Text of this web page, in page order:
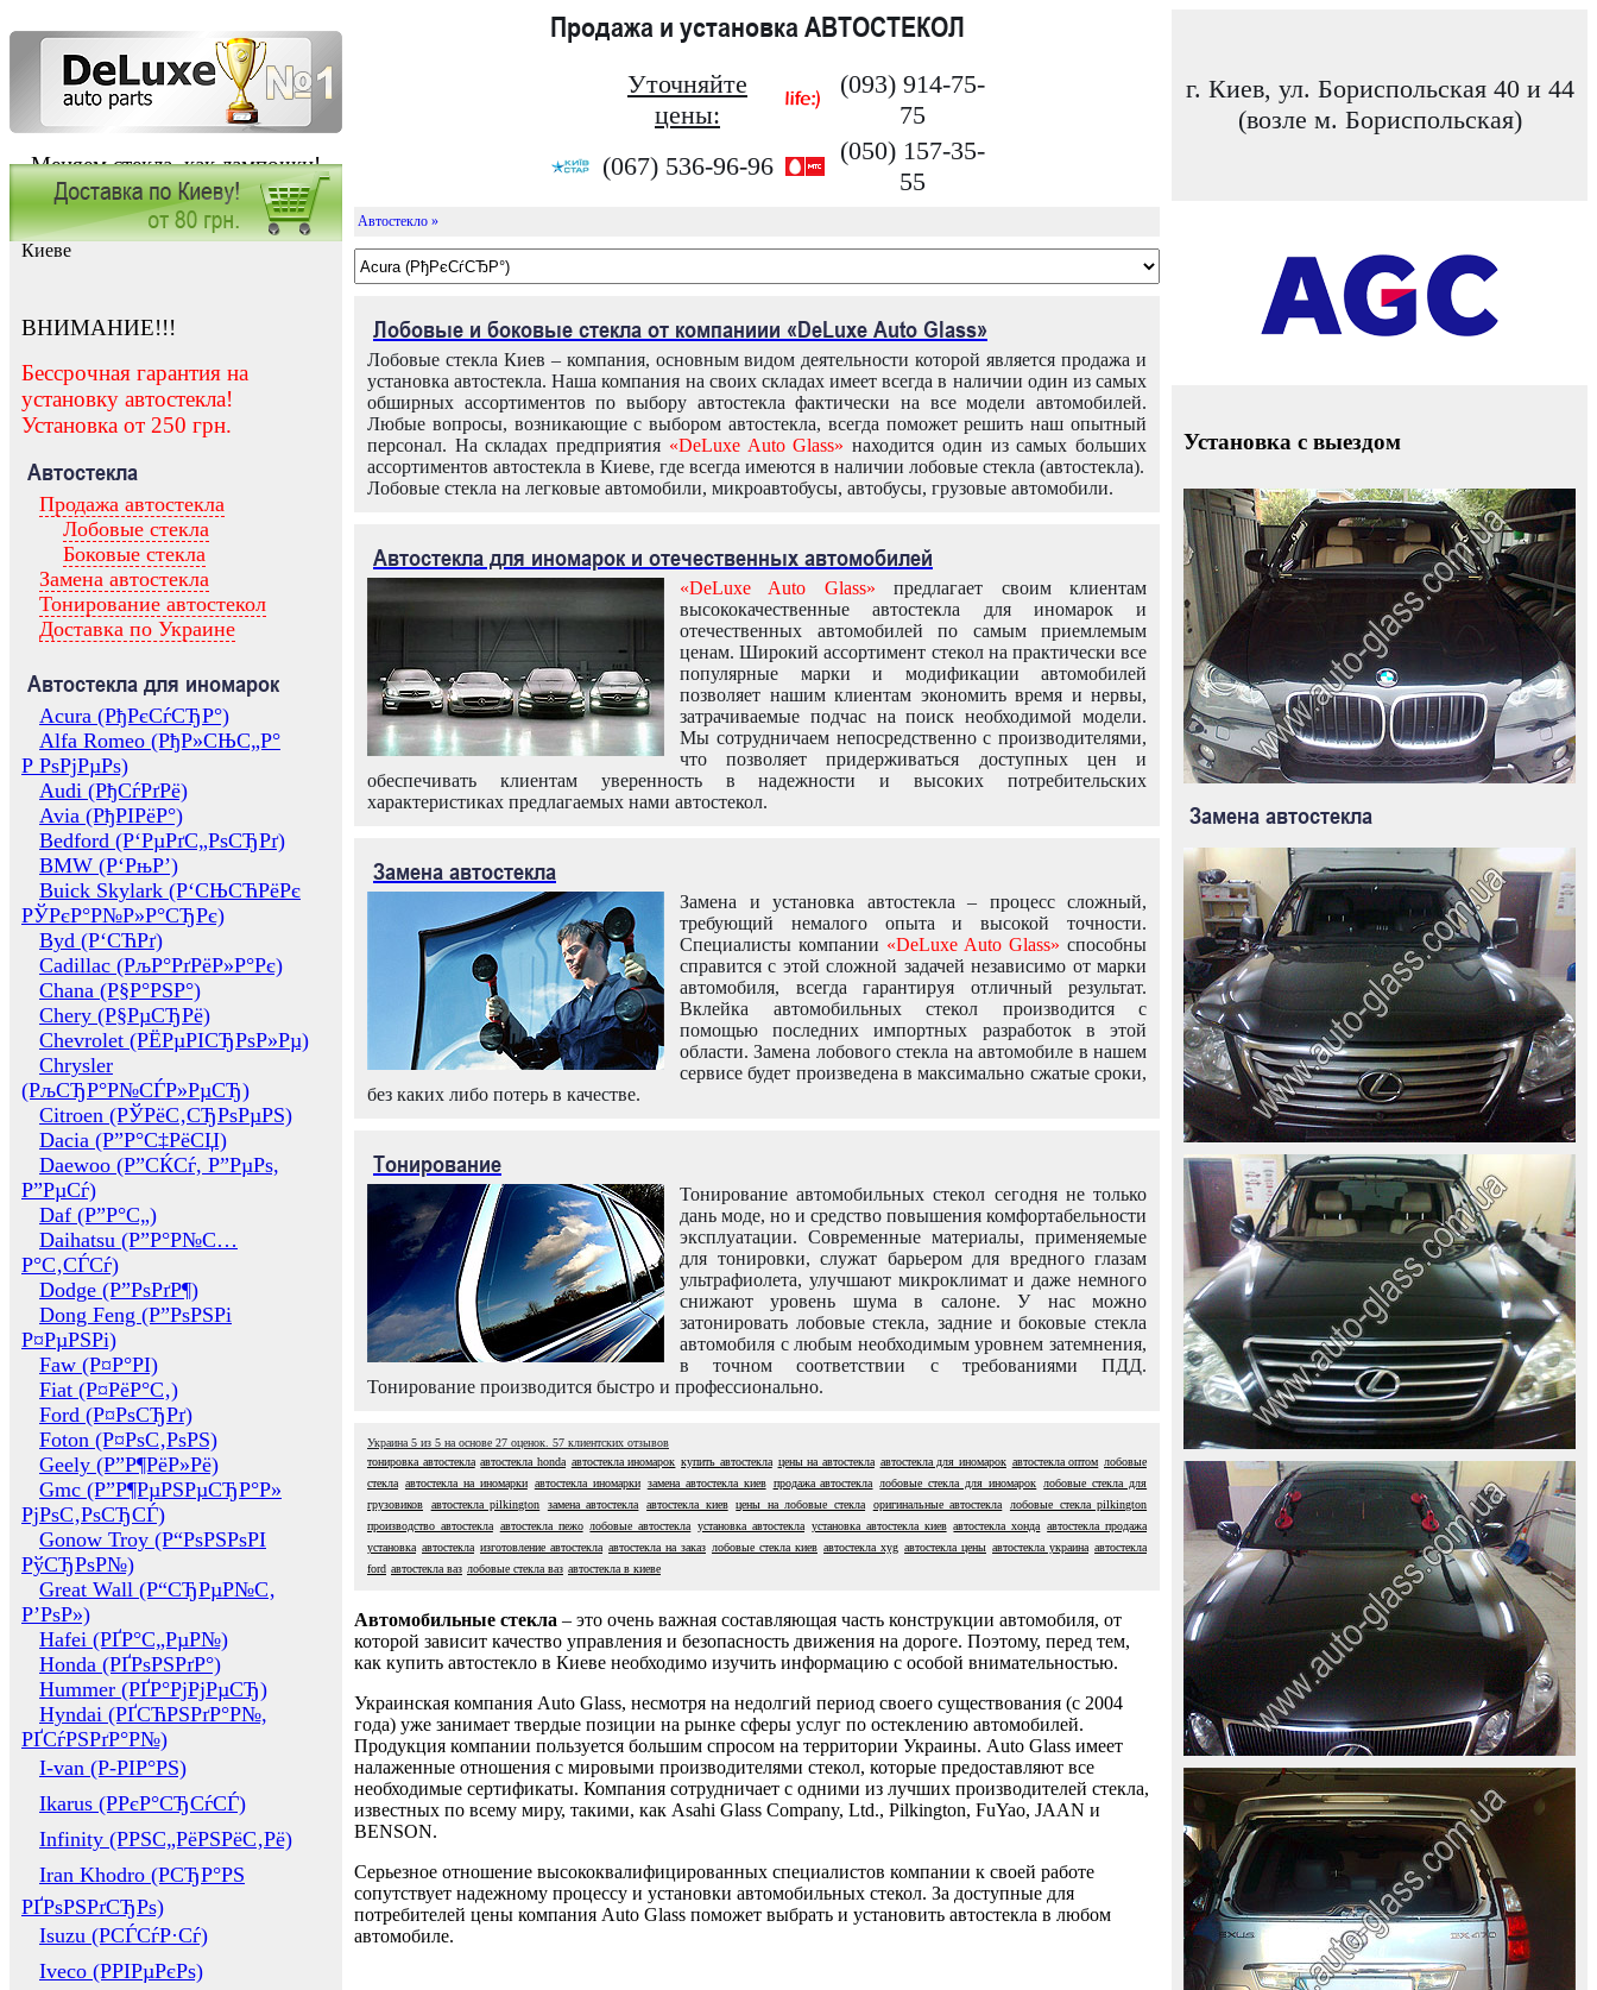
Меняем стекла, как лампочки!
Продажа и установка АВТОСТЕКОЛ
Уточняйте
цены:
(093) 914-75-
75
(067) 536-96-96
(050) 157-35-
55
г. Киев, ул. Бориспольская 40 и 44
(возле м. Бориспольская)
Заказать установку автостекла в
Киеве
ВНИМАНИЕ!!!
Бессрочная гарантия на
установку автостекла!
Установка от 250 грн.
Автостекла
Продажа автостекла
Лобовые стекла
Боковые стекла
Замена автостекла
Тонирование автостекол
Доставка по Украине
Автостекла для иномарок
Acura (РђРєСѓСЂР°)
Alfa Romeo (РђР»СЊС„Р°
Р РѕРјРµРѕ)
Audi (РђСѓРґРё)
Avia (РђРІРёР°)
Bedford (Р‘РµРґС„РѕСЂРґ)
BMW (Р‘РњР’)
Buick Skylark (Р‘СЊСЋРёРє
РЎРєР°Р№Р»Р°СЂРє)
Byd (Р‘СЋРґ)
Cadillac (РљР°РґРёР»Р°Рє)
Chana (Р§Р°РЅР°)
Chery (Р§РµСЂРё)
Chevrolet (РЁРµРІСЂРѕР»Рµ)
Chrysler
(РљСЂР°Р№СЃР»РµСЂ)
Citroen (РЎРёС‚СЂРѕРµРЅ)
Dacia (Р”Р°С‡РёСЏ)
Daewoo (Р”СЌСѓ, Р”РµРѕ,
Р”РµСѓ)
Daf (Р”Р°С„)
Daihatsu (Р”Р°Р№С…
Р°С‚СЃСѓ)
Dodge (Р”РѕРґР¶)
Dong Feng (Р”РѕРЅРі
Р¤РµРЅРі)
Faw (Р¤Р°РІ)
Fiat (Р¤РёР°С‚)
Ford (Р¤РѕСЂРґ)
Foton (Р¤РѕС‚РѕРЅ)
Geely (Р”Р¶РёР»Рё)
Gmc (Р”Р¶РµРЅРµСЂР°Р»
РјРѕС‚РѕСЂСЃ)
Gonow Troy (Р“РѕРЅРѕРІ
РўСЂРѕР№)
Great Wall (Р“СЂРµР№С‚
Р’РѕР»)
Hafei (РҐР°С„РµР№)
Honda (РҐРѕРЅРґР°)
Hummer (РҐР°РјРјРµСЂ)
Hyndai (РҐСЋРЅРґР°Р№,
РҐСѓРЅРґР°Р№)
I-van (Р-РІР°РЅ)
Ikarus (РРєР°СЂСѓСЃ)
Infinity (РРЅС„РёРЅРёС‚Рё)
Iran Khodro (РСЂР°РЅ
РҐРѕРЅРґСЂРѕ)
Isuzu (РСЃСѓР·Сѓ)
Iveco (РРІРµРєРѕ)
Автостекло »
Лобовые и боковые стекла от компаниии «DeLuxe Auto Glass»
Лобовые стекла Киев – компания, основным видом деятельности которой является продажа и
установка автостекла. Наша компания на своих складах имеет всегда в наличии один из самых
обширных ассортиментов по выбору автостекла фактически на все модели автомобилей.
Любые вопросы, возникающие с выбором автостекла, всегда поможет решить наш опытный
персонал. На складах предприятия «DeLuxe Auto Glass» находится один из самых больших
ассортиментов автостекла в Киеве, где всегда имеются в наличии лобовые стекла (автостекла).
Лобовые стекла на легковые автомобили, микроавтобусы, автобусы, грузовые автомобили.
Автостекла для иномарок и отечественных автомобилей
«DeLuxe Auto Glass» предлагает своим клиентам
высококачественные автостекла для иномарок и
отечественных автомобилей по самым приемлемым
ценам. Широкий ассортимент стекол на практически все
популярные марки и модификации автомобилей
позволяет нашим клиентам экономить время и нервы,
затрачиваемые подчас на поиск необходимой модели.
Мы сотрудничаем непосредственно с производителями,
что позволяет придерживаться доступных цен и
обеспечивать клиентам уверенность в надежности и высоких потребительских
характеристиках предлагаемых нами автостекол.
Замена автостекла
Замена и установка автостекла – процесс сложный,
требующий немалого опыта и высокой точности.
Специалисты компании «DeLuxe Auto Glass» способны
справится с этой сложной задачей независимо от марки
автомобиля, всегда гарантируя отличный результат.
Вклейка автомобильных стекол производится с
помощью последних импортных разработок в этой
области. Замена лобового стекла на автомобиле в нашем
сервисе будет произведена в максимально сжатые сроки,
без каких либо потерь в качестве.
Тонирование
Тонирование автомобильных стекол сегодня не только
дань моде, но и средство повышения комфортабельности
эксплуатации. Современные материалы, применяемые
для тонировки, служат барьером для вредного глазам
ультрафиолета, улучшают микроклимат и даже немного
снижают уровень шума в салоне. У нас можно
затонировать лобовые стекла, задние и боковые стекла
автомобиля с любым необходимым уровнем затемнения,
в точном соответствии с требованиями ПДД.
Тонирование производится быстро и профессионально.
Украина 5 из 5 на основе 27 оценок. 57 клиентских отзывов
тонировка автостекла автостекла honda автостекла иномарок купить автостекла цены на автостекла автостекла для иномарок автостекла оптом лобовые
стекла автостекла на иномарки автостекла иномарки замена автостекла киев продажа автостекла лобовые стекла для иномарок
лобовые стекла для
грузовиков
автостекла pilkington замена автостекла автостекла киев цены на лобовые стекла оригинальные автостекла
лобовые стекла pilkington
производство автостекла автостекла пежо лобовые автостекла установка автостекла установка автостекла киев автостекла хонда автостекла продажа
установка автостекла изготовление автостекла автостекла на заказ лобовые стекла киев автостекла xyg автостекла цены автостекла украина автостекла
ford автостекла ваз лобовые стекла ваз автостекла в киеве
Автомобильные стекла – это очень важная составляющая часть конструкции автомобиля, от
которой зависит качество управления и безопасность движения на дороге. Поэтому, перед тем,
как купить автостекло в Киеве необходимо изучить информацию с особой внимательностью.
Украинская компания Auto Glass, несмотря на недолгий период своего существования (с 2004
года) уже занимает твердые позиции на рынке сферы услуг по остеклению автомобилей.
Продукция компании пользуется большим спросом на территории Украины. Auto Glass имеет
налаженные отношения с мировыми производителями стекол, которые предоставляют все
необходимые сертификаты. Компания сотрудничает с одними из лучших производителей стекла,
известных по всему миру, такими, как Asahi Glass Company, Ltd., Pilkington, FuYao, JAAN и
BENSON.
Серьезное отношение высококвалифицированных специалистов компании к своей работе
сопутствует надежному процессу и установки автомобильных стекол. За доступные для
потребителей цены компания Auto Glass поможет выбрать и установить автостекла в любом
автомобиле.
Установка с выездом
Замена автостекла